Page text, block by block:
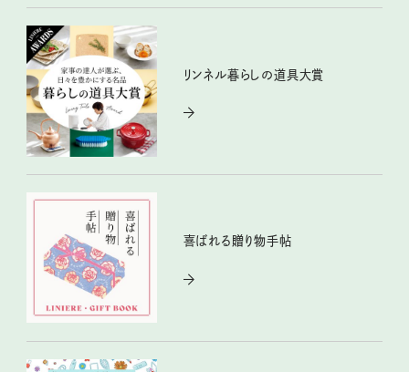
リンネル暮らしの道具大賞
喜ばれる贈り物手帖